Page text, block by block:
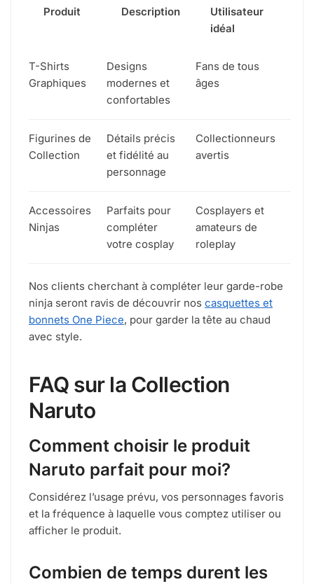
Produit Description
Utilisateur
idéal
T-Shirts
Graphiques
Designs
modernes et
confortables
Fans de tous
âges
Figurines de
Collection
Détails précis
et fidélité au
personnage
Collectionneurs
avertis
Accessoires
Ninjas
Parfaits pour
compléter
votre cosplay
Cosplayers et
amateurs de
roleplay
Nos clients cherchant à compléter leur garde-robe
ninja seront ravis de découvrir nos casquettes et
bonnets One Piece, pour garder la tête au chaud
avec style.
FAQ sur la Collection
Naruto
Comment choisir le produit
Naruto parfait pour moi?
Considérez l’usage prévu, vos personnages favoris
et la fréquence à laquelle vous comptez utiliser ou
afficher le produit.
Combien de temps durent les